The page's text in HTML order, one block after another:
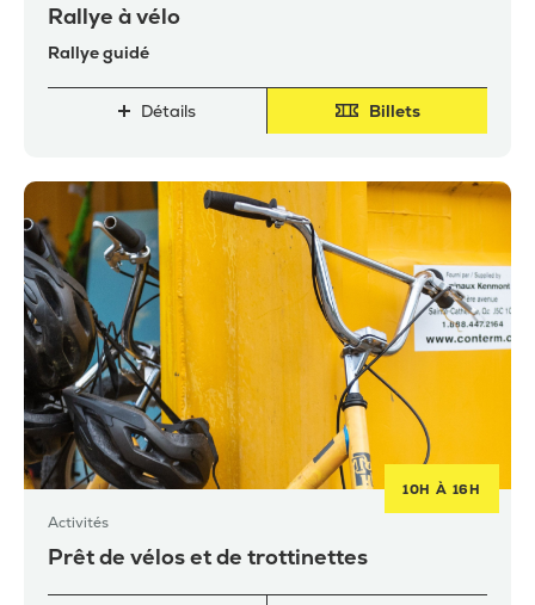
Rallye à vélo
Rallye guidé
Détails Billets
10H À 16H
Activités
Prêt de vélos et de trottinettes